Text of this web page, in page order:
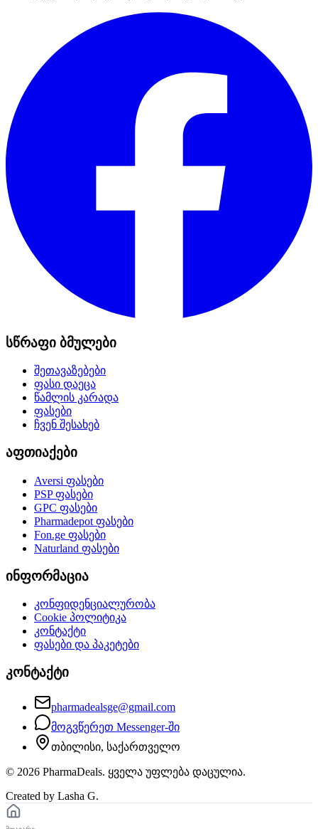
სწრაფი ბმულები
შეთავაზებები
ფასი დაეცა
წამლის კარადა
ფასები
ჩვენ შესახებ
აფთიაქები
Aversi ფასები
PSPფასები
GPC ფასები
Pharmadepot ფასები
Fon.ge ფასები
Naturland ფასები
ინფორმაცია
კონფიდენციალურობა
Cookie პოლიტიკა
კონტაქტი
ფასები და პაკეტები
კონტაქტი
pharmadealsge@gmail.com
მოგვწერეთ Messenger-ში
თბილისი, საქართველო
© 2026 PharmaDeals. ყველა უფლება დაცულია.
Created by Lasha G.